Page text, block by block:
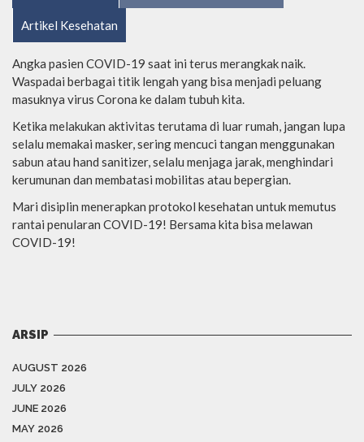
Artikel Kesehatan
Angka pasien COVID-19 saat ini terus merangkak naik.
Waspadai berbagai titik lengah yang bisa menjadi peluang
masuknya virus Corona ke dalam tubuh kita.
Ketika melakukan aktivitas terutama di luar rumah, jangan lupa
selalu memakai masker, sering mencuci tangan menggunakan
sabun atau hand sanitizer, selalu menjaga jarak, menghindari
kerumunan dan membatasi mobilitas atau bepergian.
Mari disiplin menerapkan protokol kesehatan untuk memutus
rantai penularan COVID-19! Bersama kita bisa melawan
COVID-19!
ARSIP
AUGUST 2026
JULY 2026
JUNE 2026
MAY 2026